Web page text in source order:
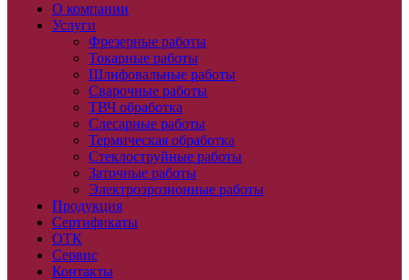
О компании
Услуги
Фрезерные работы
Токарные работы
Шлифовальные работы
Сварочные работы
ТВЧ обработка
Слесарные работы
Термическая обработка
Стеклоструйные работы
Заточные работы
Электроэрозионные работы
Продукция
Сертификаты
ОТК
Сервис
Контакты